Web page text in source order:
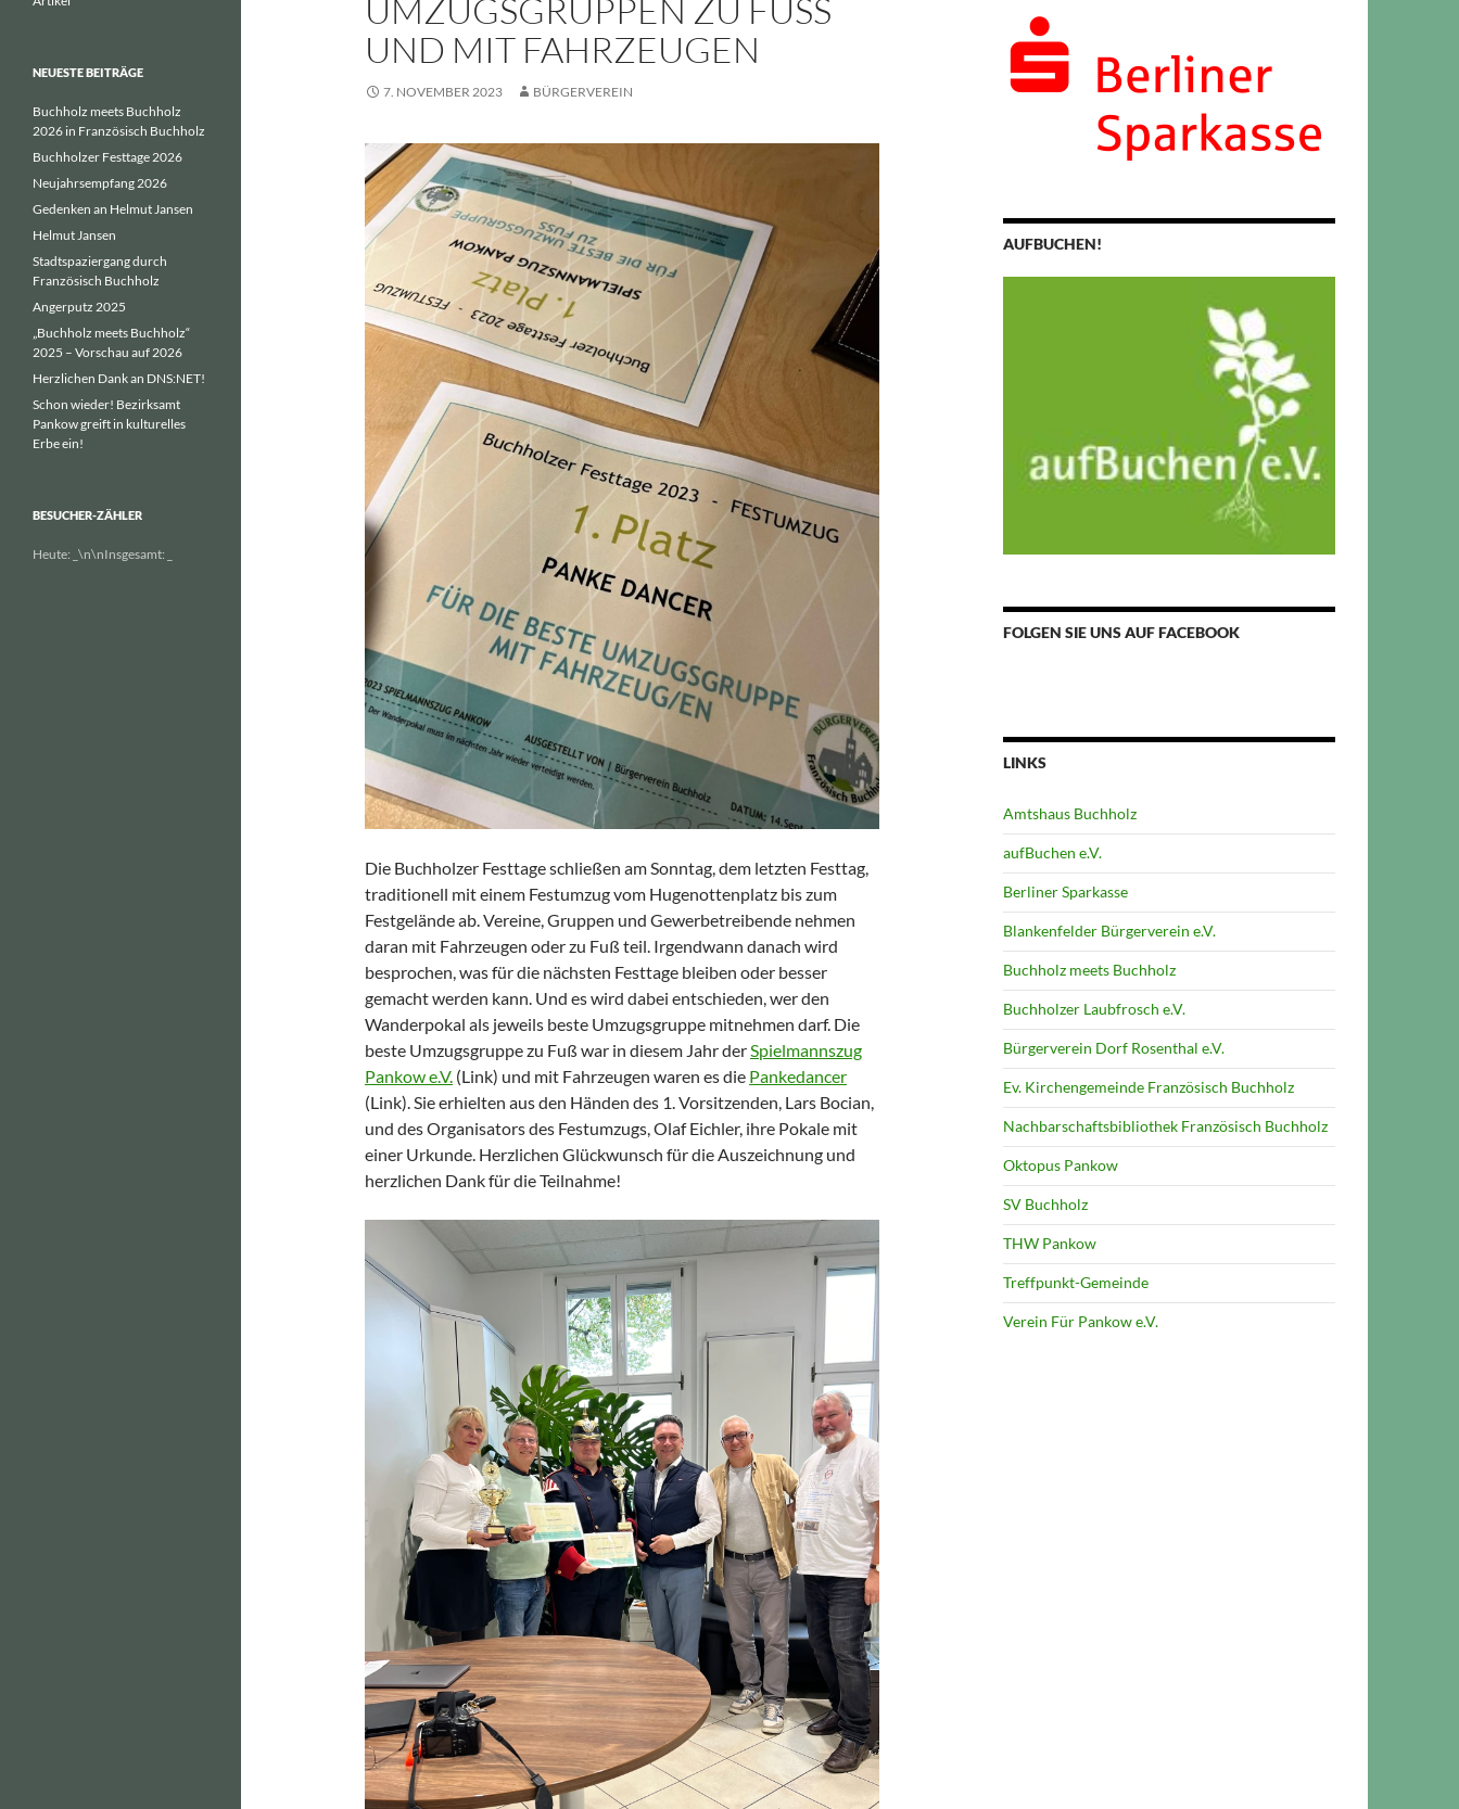
UMZUGSGRUPPEN ZU FUSS U
ND MIT FAHRZEUGEN
7. NOVEMBER 2023 BÜRGERVEREIN
Die Buchholzer Festtage schließen am Sonntag, dem letzten Festtag,
traditionell mit einem Festumzug vom Hugenottenplatz bis zum
Festgelände ab. Vereine, Gruppen und Gewerbetreibende nehmen
daran mit Fahrzeugen oder zu Fuß teil. Irgendwann danach wird
besprochen, was für die nächsten Festtage bleiben oder besser
gemacht werden kann. Und es wird dabei entschieden, wer den
Wanderpokal als jeweils beste Umzugsgruppe mitnehmen darf. Die
beste Umzugsgruppe zu Fuß war in diesem Jahr derSpielmannszug
Pankow e.V. (Link) und mit Fahrzeugen waren es die Pankedancer
(Link). Sie erhielten aus den Händen des 1. Vorsitzenden, Lars Bocian,
und des Organisators des Festumzugs, Olaf Eichler, ihre Pokale mit
einer Urkunde. Herzlichen Glückwunsch für die Auszeichnung und
herzlichen Dank für die Teilnahme!
AUFBUCHEN!
FOLGEN SIE UNS AUF FACEBOOK
LINKS
Amtshaus Buchholz
aufBuchen e.V.
Berliner Sparkasse
Blankenfelder Bürgerverein e.V.
Buchholz meets Buchholz
Buchholzer Laubfrosch e.V.
Bürgerverein Dorf Rosenthal e.V.
Ev. Kirchengemeinde Französisch Buchholz
Nachbarschaftsbibliothek Französisch Buchholz
Oktopus Pankow
SV Buchholz
THW Pankow
Treffpunkt-Gemeinde
Verein Für Pankow e.V.
NEUESTE BEITRÄGE
Buchholz meets Buchholz
2026 in Französisch Buchholz
Buchholzer Festtage 2026
Neujahrsempfang 2026
Gedenken an Helmut Jansen
Helmut Jansen
Stadtspaziergang durch
Französisch Buchholz
Angerputz 2025
„Buchholz meets Buchholz“
2025 – Vorschau auf 2026
Herzlichen Dank an DNS:NET!
Schon wieder! Bezirksamt
Pankow greift in kulturelles
Erbe ein!
BESUCHER-ZÄHLER
Heute: \n\nInsgesamt: